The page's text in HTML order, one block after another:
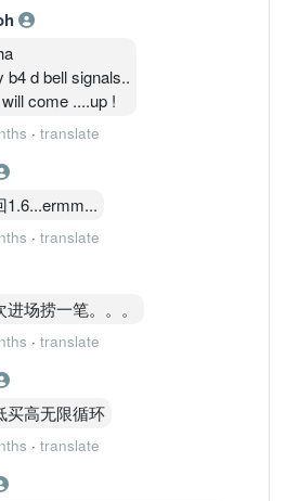
b4 d bell signals..
come ....up !
· translate
1.6...ermm...
· translate
场捞一笔。。。
· translate
买高无限循环
· translate